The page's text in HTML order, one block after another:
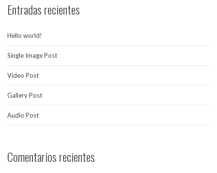
Entradas recientes
Hello world!
Single Image Post
Video Post
Gallery Post
Audio Post
Comentarios recientes